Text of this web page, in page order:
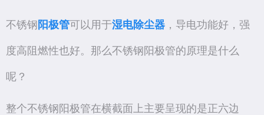
不锈钢 阳极管可以用于湿电除尘器 ，导电功能好，强
度高阻燃性也好。那么不锈钢阳极管的原理是什么
呢？
整个不锈钢阳极管在横截面上主要呈现的是正六边